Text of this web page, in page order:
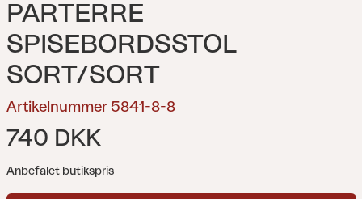
PARTERRE
SPISEBORDSSTOL
SORT/SORT
Artikelnummer 5841-8-8
740 DKK
Anbefalet butikspris